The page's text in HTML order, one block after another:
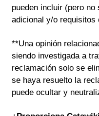
pueden incluir (pero
adicional y/o requisitos
**Una opinión
siendo investigada a
reclamación solo se
se haya resuelto la
puede ocultar y